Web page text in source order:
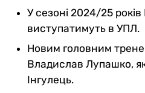
У сезоні 2024/25
виступатимуть в УПЛ.
Новим головним
Владислав Лупашко,
Інгулець.